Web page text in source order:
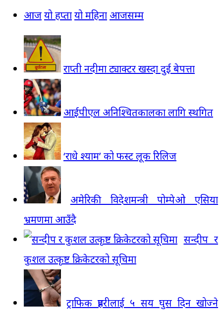
आजयो हप्तायो महिना आजसम्म
राप्ती नदीमा ट्याक्टर खस्दा दुई बेपत्ता
आईपीएल अनिश्चितकालका लागि स्थगित
‘राधे श्याम’ को फस्ट लूक रिलिज
अमेरिकी विदेशमन्त्री पोम्पेओ एसिया
भ्रमणमा आउँदै
सन्दीप र
कुशल उत्कृष्ट क्रिकेटरको सूचिमा
ट्राफिक प्रहरीलाई ५ सय घुस दिन खोज्ने